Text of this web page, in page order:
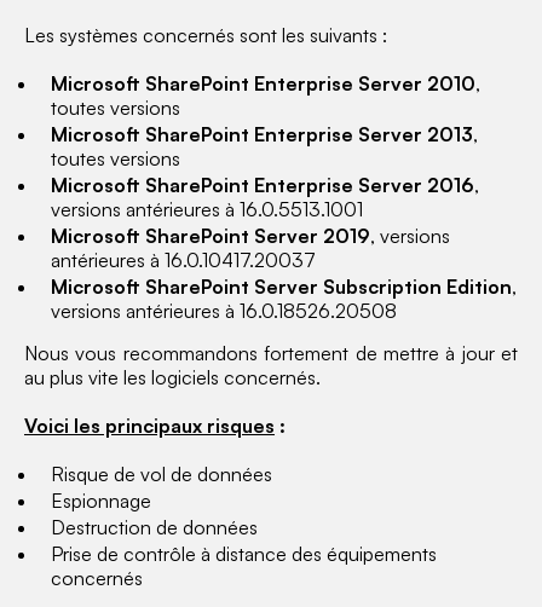
Les systèmes concernés sont les suivants :
Microsoft SharePoint Enterprise Server 2010,
toutes versions
Microsoft SharePoint Enterprise Server 2013,
toutes versions
Microsoft SharePoint Enterprise Server 2016,
versions antérieures à 16.0.5513.1001
Microsoft SharePoint Server 2019, versions
antérieures à 16.0.10417.20037
Microsoft SharePoint Server Subscription Edition,
versions antérieures à 16.0.18526.20508
Nous vous recommandons fortement de mettre à jour et
au plus vite les logiciels concernés.
Voici les principaux risques :
Risque de vol de données
Espionnage
Destruction de données
Prise de contrôle à distance des équipements
concernés